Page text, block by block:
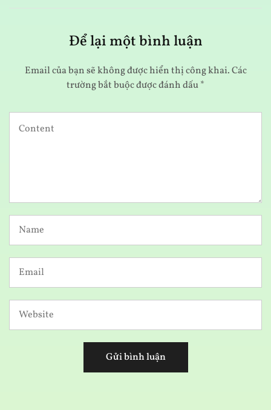
Để lại một bình luận
Email của bạn sẽ không được hiển thị công khai.Các
trường bắt buộc được đánh dấu*